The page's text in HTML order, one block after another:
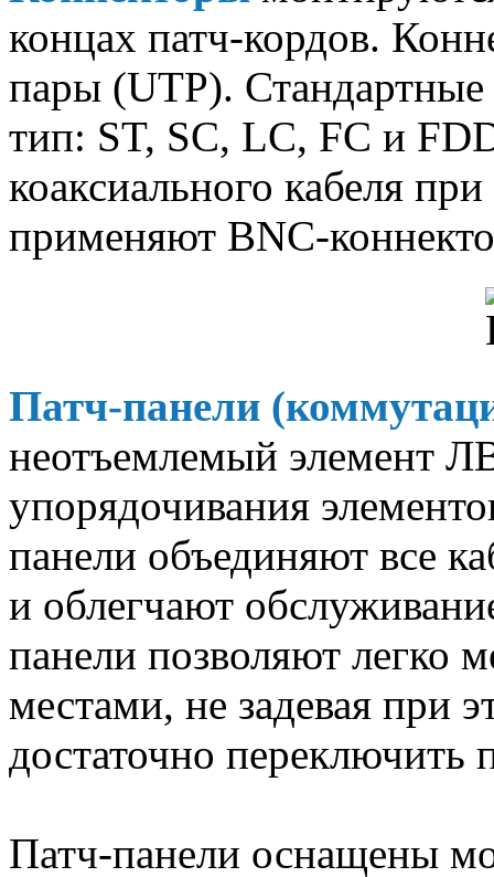
концах патч-кордов.
пары (UTP).
тип: ST, SC, LC, FC и
коаксиального кабеля
применяют ВNС-
Патч-панели
неотъемлемый элемент
упорядочивания
панели объединяют все
и облегчают
панели позволяют легко
местами, не задевая при
достаточно переключить
Патч-панели оснащены